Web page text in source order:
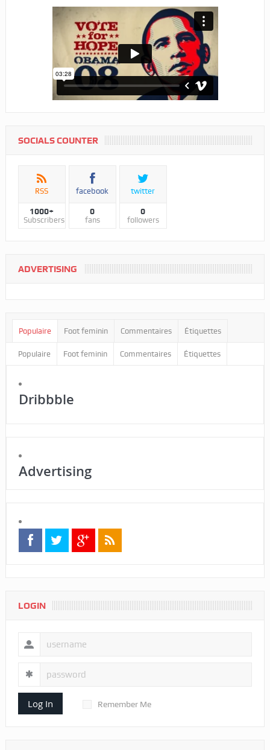
SOCIALS COUNTER
RSS
1000+
Subscribers
facebook
0
fans
twitter
0
followers
ADVERTISING
Populaire Foot feminin Commentaires Étiquettes
Populaire Foot feminin Commentaires Étiquettes
Dribbble
Advertising
LOGIN
Log In Remember Me